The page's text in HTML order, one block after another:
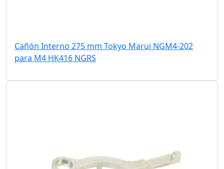
Cañón Interno 275 mm Tokyo Marui NGM4-202
para M4 HK416 NGRS